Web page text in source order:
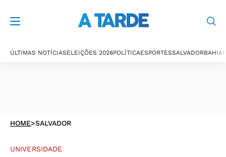
ÚLTIMAS NOTÍCIASELEIÇÕES 2026POLÍTICAESPORTESSALVADORBAHIA
HOME>SALVADOR
UNIVERSIDADE